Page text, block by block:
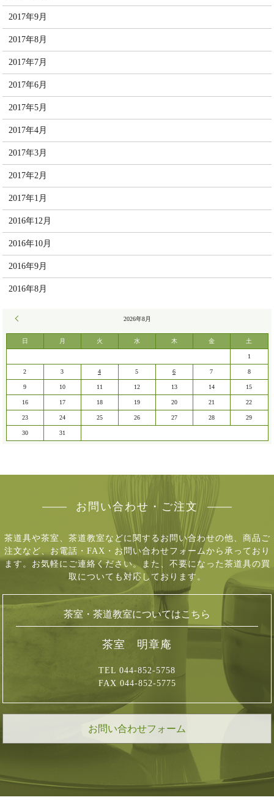
2017年9月
2017年8月
2017年7月
2017年6月
2017年5月
2017年4月
2017年3月
2017年2月
2017年1月
2016年12月
2016年10月
2016年9月
2016年8月
2026年8月
日 月 火 水 木 金 土
1
2 3 4 5 6 7 8
9 10 11 12 13 14 15
16 17 18 19 20 21 22
23 24 25 26 27 28 29
30 31
お問い合わせ・ご注文
茶道具や茶室、茶道教室などに関するお問い合わせの他、商品ご
注文など、 お電話・FAX・お問い合わせフォームから承っており
ます。お気軽にご連絡ください。 また、不要になった茶道具の買
取についても対応しております。
茶室・茶道教室についてはこちら
茶室 明章庵
TEL 044-852-5758
FAX 044-852-5775
お問い合わせフォーム